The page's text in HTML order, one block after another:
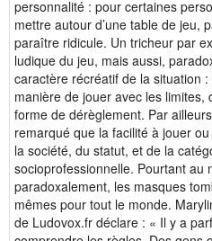
personnalité : pour certaines
mettre autour d’une table de jeu,
paraître ridicule. Un tricheur par
ludique du jeu, mais aussi,
caractère récréatif de la situation
manière de jouer avec les
forme de dérèglement. Par
remarqué que la facilité à jouer
la société, du statut, et de la
socioprofessionnelle. Pourtant au
paradoxalement, les masques
mêmes pour tout le monde.
de Ludovox.fr déclare : « Il y a